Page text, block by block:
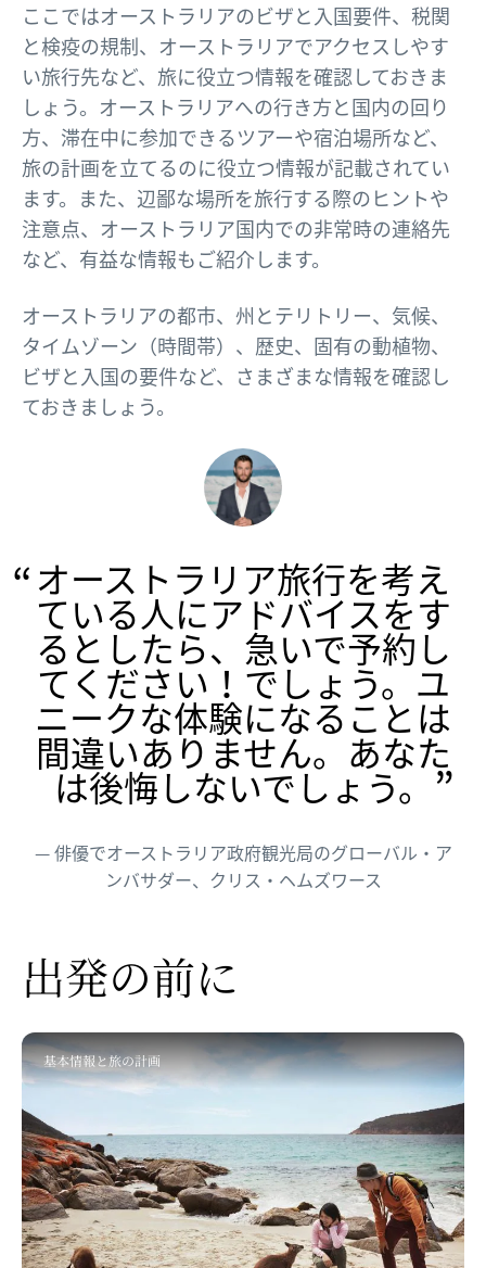
ここではオーストラリアのビザと入国要件、税関
と検疫の規制、オーストラリアでアクセスしやす
い旅行先など、旅に役立つ情報を確認しておきま
しょう。オーストラリアへの行き方と国内の回り
方、滞在中に参加できるツアーや宿泊場所など、
旅の計画を立てるのに役立つ情報が記載されてい
ます。また、辺鄙な場所を旅行する際のヒントや
注意点、オーストラリア国内での非常時の連絡先
など、有益な情報もご紹介します。
オーストラリアの都市、州とテリトリー、気候、
タイムゾーン（時間帯）、歴史、固有の動植物、
ビザと入国の要件など、さまざまな情報を確認し
ておきましょう。
オーストラリア旅行を考え
ている人にアドバイスをす
るとしたら、急いで予約し
てください！でしょう。ユ
ニークな体験になることは
間違いありません。あなた
は後悔しないでしょう。
俳優でオーストラリア政府観光局のグローバル・ア
ンバサダー、クリス・ヘムズワース
出発の​前に
基本情報と旅の計画